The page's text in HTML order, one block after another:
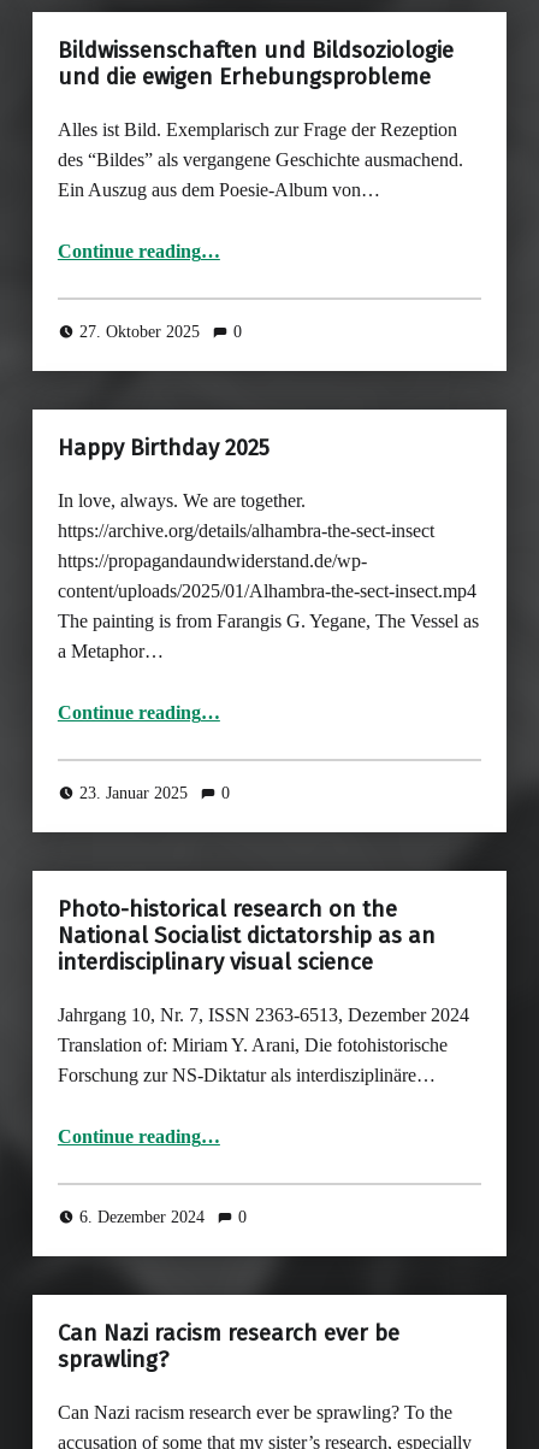
Bildwissenschaften und Bildsoziologie
und die ewigen Erhebungsprobleme
Alles ist Bild. Exemplarisch zur Frage der Rezeption
des “Bildes” als vergangene Geschichte ausmachend.
Ein Auszug aus dem Poesie-Album von…
Continue reading“Bildwissenschaften und Bildsoziologie und die ewigen Erhebungsprobleme”
…
27. Oktober 2025 0
Happy Birthday 2025
In love, always. We are together.
https://archive.org/details/alhambra-the-sect-insect
https://propagandaundwiderstand.de/wp-
content/uploads/2025/01/Alhambra-the-sect-insect.mp4
The painting is from Farangis G. Yegane, The Vessel as
a Metaphor…
Continue reading…
23. Januar 2025 0
Photo-historical research on the
National Socialist dictatorship as an
interdisciplinary visual science
Jahrgang 10, Nr. 7, ISSN 2363-6513, Dezember 2024
Translation of: Miriam Y. Arani, Die fotohistorische
Forschung zur NS-Diktatur als interdisziplinäre…
Continue reading“Photo-historical research on the National Socialist dictatorship as an interdisciplinary visual science”
…
6. Dezember 2024 0
Can Nazi racism research ever be
sprawling?
Can Nazi racism research ever be sprawling? To the
accusation of some that my sister’s research, especially